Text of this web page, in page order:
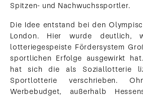
Spitzen- und Nachwuchssportler.
Die Idee entstand bei den
London. Hier wurde
lotteriegespeiste Fördersystem
sportlichen Erfolge ausgewirkt
hat sich die als Soziallotterie
Sportlotterie verschrieben.
Werbebudget, außerhalb